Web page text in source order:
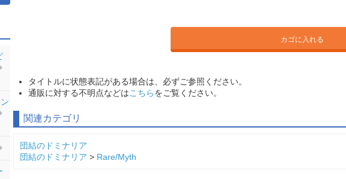
カゴに入れる
タイトルに状態表記がある場合は、必ずご参照ください。
通販に対する不明点などはこちらをご覧ください。
関連カテゴリ
団結のドミナリア
団結のドミナリア > Rare/Myth